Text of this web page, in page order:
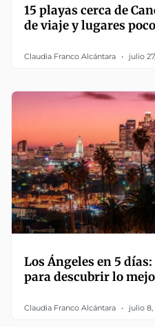
15 playas cerca de
de viaje y lugares
Claudia Franco Alcántara julio
Los Ángeles en 5
para descubrir lo
Claudia Franco Alcántara julio 8,